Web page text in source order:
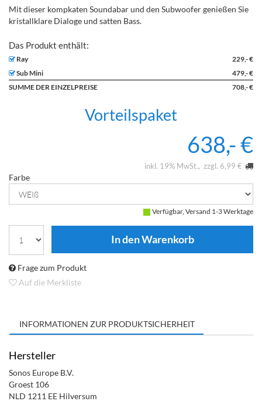
Mit dieser kompkaten Soundabar und den Subwoofer genießen Sie
kristallklare Dialoge und satten Bass.
Ray
229,- €
Sub Mini
479,- €
SUMME DER EINZELPREISE
708,- €
Vorteilspaket
638,- €
inkl. 19% MwSt. zzgl. 6,99 €
Farbe
Verfügbar, Versand 1-3 Werktage
Frage zum Produkt
Auf die Merkliste
INFORMATIONEN ZUR PRODUKTSICHERHEIT
Hersteller
Sonos Europe B.V.
Groest 106
NLD 1211 EE Hilversum